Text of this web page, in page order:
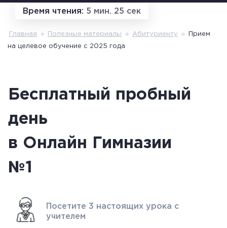
Время чтения: 5 мин. 25 сек
Главная » Полезные материалы » Абитуриенту » Прием
на целевое обучение с 2025 года
Бесплатный пробный
день
в Онлайн Гимназии
№1
Посетите 3 настоящих урока с
учителем